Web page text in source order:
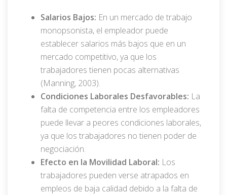
Salarios Bajos: En un mercado de trabajo
monopsonista, el empleador puede
establecer salarios más bajos que en un
mercado competitivo, ya que los
trabajadores tienen pocas alternativas
(Manning, 2003).
Condiciones Laborales Desfavorables: La
falta de competencia entre los empleadores
puede llevar a peores condiciones laborales,
ya que los trabajadores no tienen poder de
negociación.
Efecto en la Movilidad Laboral: Los
trabajadores pueden verse atrapados en
empleos de baja calidad debido a la falta de